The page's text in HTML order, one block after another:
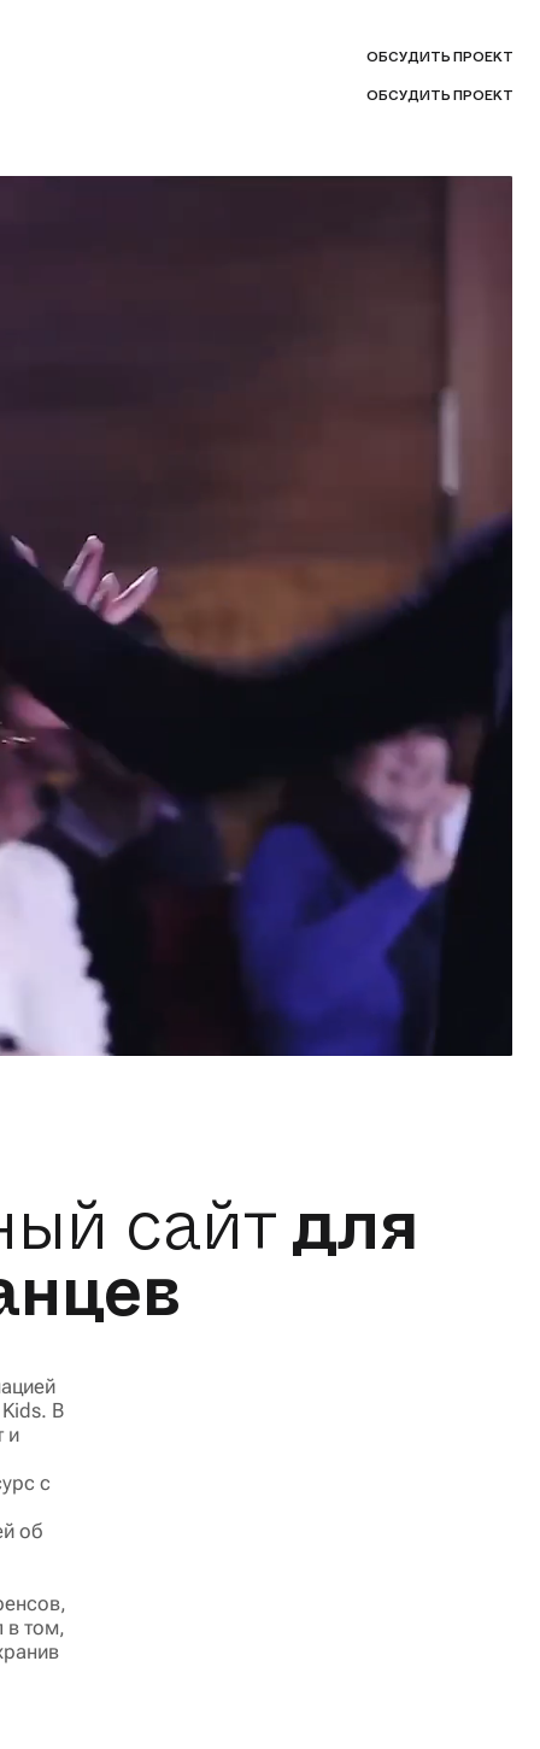
ОБСУДИТЬ ПРОЕКТ
сайтдля
В
и
с
об
в том,